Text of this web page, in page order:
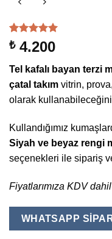
1
müşteri
puanına
5 üzerinden
5puan aldı
₺4.200
Tel kafalı bayan terzi
çatal takım vitrin,
olarak
Kullandığımız
Siyah ve beyaz rengi
seçenekleri ile sipariş
Fiyatlarımıza KDV
WHATSAPP